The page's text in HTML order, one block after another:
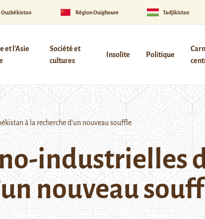
Ouzbékistan Région Ouïghoure Tadjikistan
et l'Asie
Société et
cultures
Insolite Politique
à la recherche d’un nouveau souffle
industrielles
nouveau